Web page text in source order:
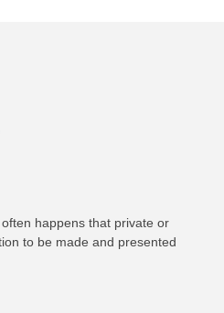
happens that private or
to be made and presented